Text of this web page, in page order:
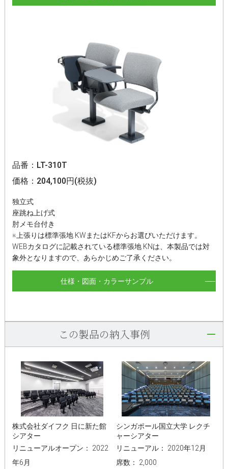
品番：LT-310T
価格：204,100円(税抜)
独立式
座跳ね上げ式
肘メモ台付き
※上張りは標準張地 KWまたはKFからお選びいただけます。
WEBカタログに記載されている標準張地 KNは、本製品では対
象外となりますので、あらかじめご了承ください。
仕様・図面・カラーサンプル
この製品の納入事例
株式会社ダイフク 日に新た館
シアター
リニューアルオープン： 2022
年6月
シンガポール国立大学 レクチ
ャーシアター
リニューアル： 2020年12月
席数： 2,000